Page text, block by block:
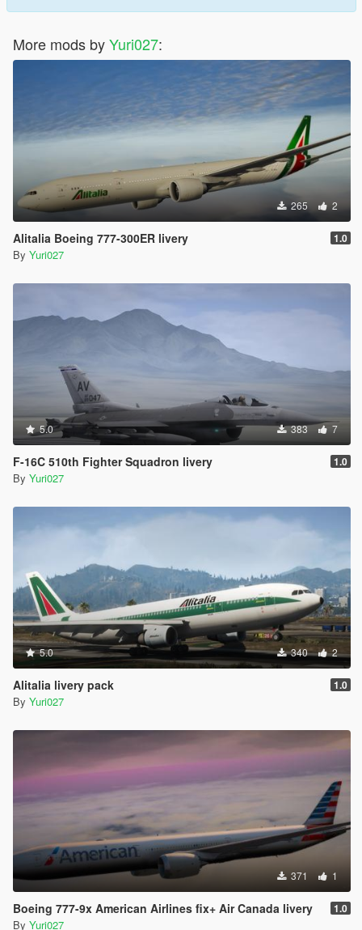
More mods byYuri027:
265 2
Alitalia Boeing 777-300ER livery 1.0
By Yuri027
5.0 383 7
F-16C 510th Fighter Squadron livery 1.0
By Yuri027
5.0 340 2
Alitalia livery pack 1.0
By Yuri027
371 1
Boeing 777-9x American Airlines fix+ Air Canada livery 1.0
By Yuri027